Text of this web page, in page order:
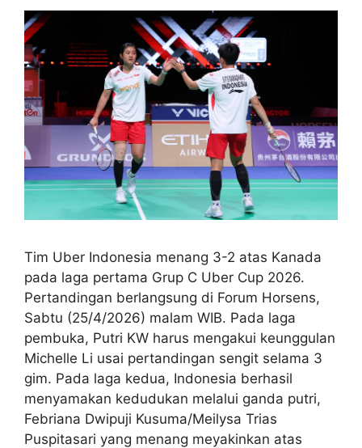
Tim Uber Indonesia menang 3-2 atas Kanada
pada laga pertama Grup C Uber Cup 2026.
Pertandingan berlangsung di Forum Horsens,
Sabtu (25/4/2026) malam WIB. Pada laga
pembuka, Putri KW harus mengakui keunggulan
Michelle Li usai pertandingan sengit selama 3
gim. Pada laga kedua, Indonesia berhasil
menyamakan kedudukan melalui ganda putri,
Febriana Dwipuji Kusuma/Meilysa Trias
Puspitasari yang menang meyakinkan atas